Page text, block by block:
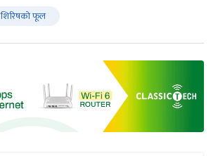
शिरिषको फूल